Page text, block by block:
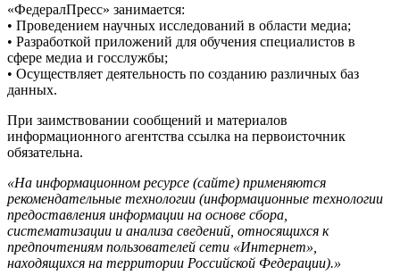
«ФедералПресс» занимается:
• Проведением научных исследований в области медиа;
• Разработкой приложений для обучения специалистов в
сфере медиа и госслужбы;
• Осуществляет деятельность по созданию различных баз
данных.
При заимствовании сообщений и материалов
информационного агентства ссылка на первоисточник
обязательна.
«На информационном ресурсе (сайте) применяются
рекомендательные технологии (информационные технологии
предоставления информации на основе сбора,
систематизации и анализа сведений, относящихся к
предпочтениям пользователей сети «Интернет»,
находящихся на территории Российской Федерации).»